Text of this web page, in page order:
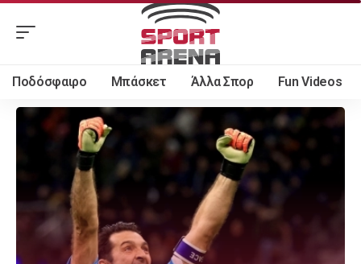
Ποδόσφαιρο Μπάσκετ Άλλα Σπορ Fun Videos